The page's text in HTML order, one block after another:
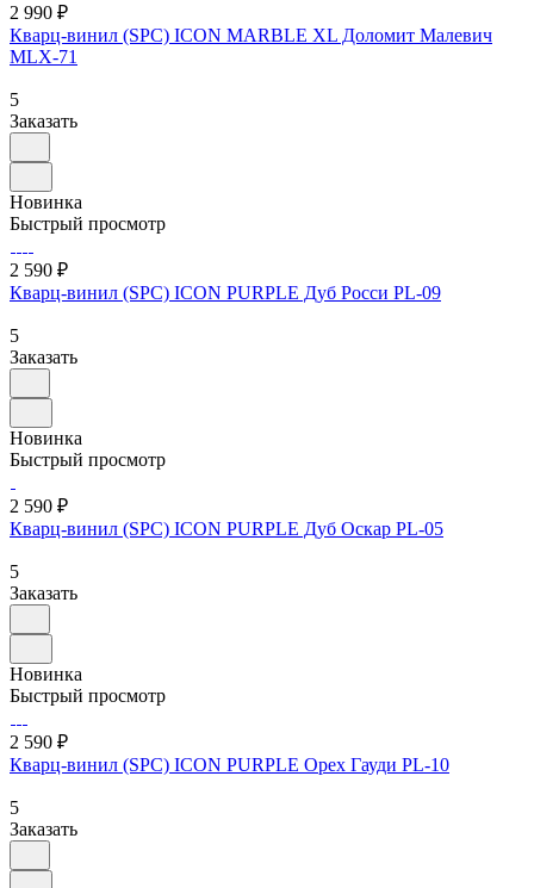
2 990 ₽
Кварц-винил (SPC) ICON MARBLE XL Доломит Малевич
MLX-71
5
Заказать
Новинка
Быстрый просмотр
2 590 ₽
Кварц-винил (SPC) ICON PURPLE Дуб Росси PL-09
5
Заказать
Новинка
Быстрый просмотр
2 590 ₽
Кварц-винил (SPC) ICON PURPLE Дуб Оскар PL-05
5
Заказать
Новинка
Быстрый просмотр
2 590 ₽
Кварц-винил (SPC) ICON PURPLE Орех Гауди PL-10
5
Заказать